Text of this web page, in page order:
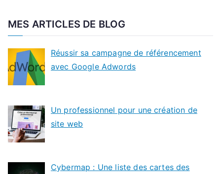
MES ARTICLES DE BLOG
Réussir sa campagne de référencement
avec Google Adwords
Un professionnel pour une création de
site web
Cybermap : Une liste des cartes des